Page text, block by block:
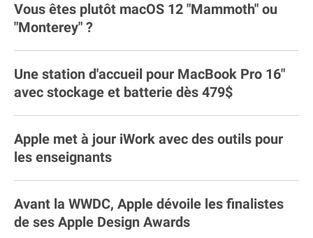
Vous êtes plutôt macOS 12 "Mammoth" ou
"Monterey" ?
Une station d'accueil pour MacBook Pro 16"
avec stockage et batterie dès 479$
Apple met à jour iWork avec des outils pour
les enseignants
Avant la WWDC, Apple dévoile les finalistes
de ses Apple Design Awards